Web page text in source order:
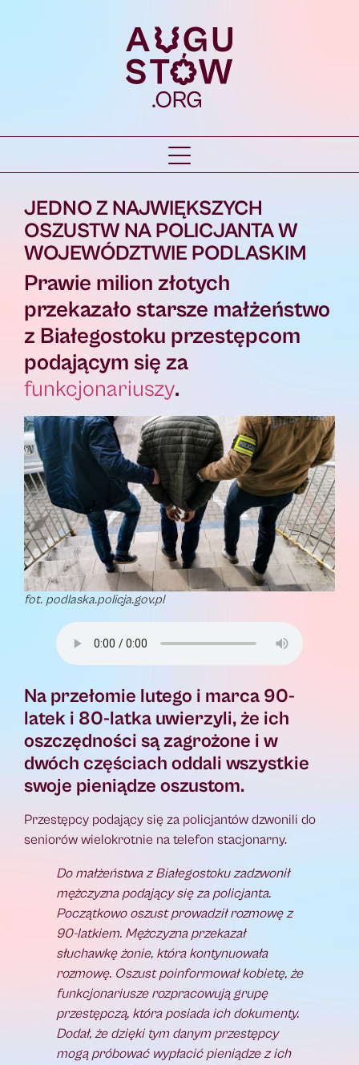
JEDNO Z NAJWIĘKSZYCH
OSZUSTW NA POLICJANTA W
WOJEWÓDZTWIE PODLASKIM
Prawie milion złotych
przekazało starsze małżeństwo
z Białegostoku przestępcom
podającym się za
funkcjonariuszy.
fot. podlaska.policja.gov.pl
Na przełomie lutego i marca 90-
latek i 80-latka uwierzyli, że ich
oszczędności są zagrożone i w
dwóch częściach oddali wszystkie
swoje pieniądze oszustom.
Przestępcy podający się za policjantów dzwonili do
seniorów wielokrotnie na telefon stacjonarny.
Do małżeństwa z Białegostoku zadzwonił
mężczyzna podający się za policjanta.
Początkowo oszust prowadził rozmowę z
90-latkiem. Mężczyzna przekazał
słuchawkę żonie, która kontynuowała
rozmowę. Oszust poinformował kobietę, że
funkcjonariusze rozpracowują grupę
przestępczą, która posiada ich dokumenty.
Dodał, że dzięki tym danym przestępcy
mogą próbować wypłacić pieniądze z ich